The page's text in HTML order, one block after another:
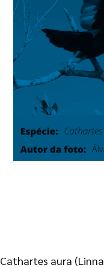
Cathartes aura